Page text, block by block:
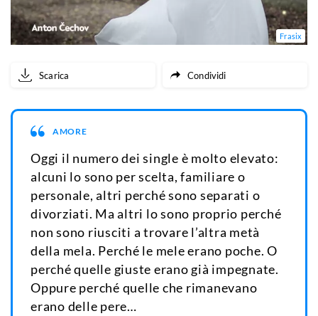
Frasix
Scarica Condividi
AMORE
Oggi il numero dei single è molto elevato:
alcuni lo sono per scelta, familiare o
personale, altri perché sono separati o
divorziati. Ma altri lo sono proprio perché
non sono riusciti a trovare l’altra metà
della mela. Perché le mele erano poche. O
perché quelle giuste erano già impegnate.
Oppure perché quelle che rimanevano
erano delle pere…